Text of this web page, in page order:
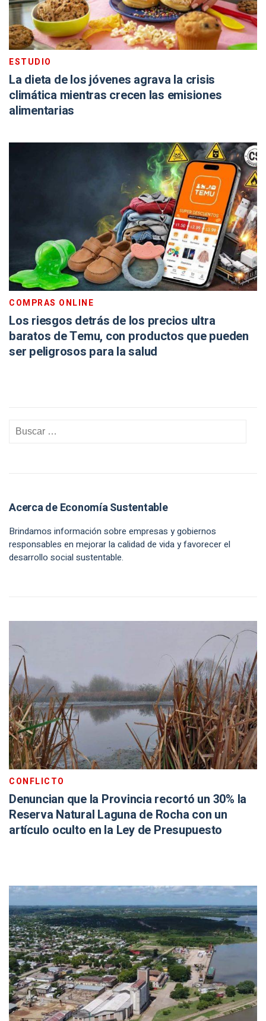
ESTUDIO
La dieta de los jóvenes agrava la crisis
climática mientras crecen las emisiones
alimentarias
COMPRAS ONLINE
Los riesgos detrás de los precios ultra
baratos de Temu, con productos que pueden
ser peligrosos para la salud
Acerca de Economía Sustentable
Brindamos información sobre empresas y gobiernos
responsables en mejorar la calidad de vida y favorecer el
desarrollo social sustentable.
CONFLICTO
Denuncian que la Provincia recortó un 30% la
Reserva Natural Laguna de Rocha con un
artículo oculto en la Ley de Presupuesto